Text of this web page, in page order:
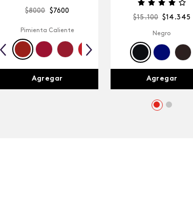
$8000 $7600
Pimienta Caliente
Agregar
$15.100 $14 .345
Negro
Agregar